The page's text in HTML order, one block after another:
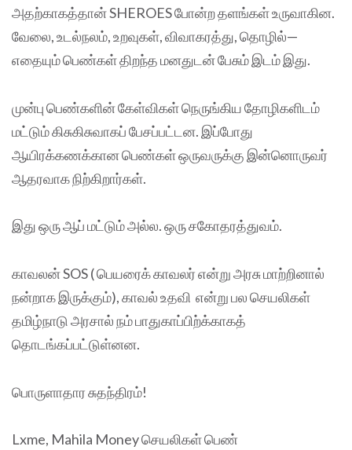
அதற்காகத்தான் SHEROES போன்ற தளங்கள் உருவாகின.
வேலை, உடல்நலம், உறவுகள், விவாகரத்து, தொழில்—
எதையும் பெண்கள் திறந்த மனதுடன் பேசும் இடம் இது.
முன்பு பெண்களின் கேள்விகள் நெருங்கிய தோழிகளிடம்
மட்டும் கிசுகிசுவாகப் பேசப்பட்டன. இப்போது
ஆயிரக்கணக்கான பெண்கள் ஒருவருக்கு இன்னொருவர்
ஆதரவாக நிற்கிறார்கள்.
இது ஒரு ஆப் மட்டும் அல்ல. ஒரு சகோதரத்துவம்.
காவலன் SOS ( பெயரைக் காவலர் என்று அரசு மாற்றினால்
நன்றாக இருக்கும்), காவல் உதவி என்று பல செயலிகள்
தமிழ்நாடு அரசால் நம் பாதுகாப்பிற்க்காகத்
தொடங்கப்பட்டுள்னன.
பொருளாதார சுதந்திரம்!
Lxme, Mahila Money செயலிகள் பெண்